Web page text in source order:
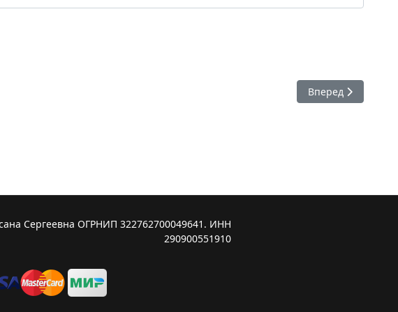
- ск Следующий: 65.
Вперед
Сергеевна ОГРНИП 322762700049641. ИНН
290900551910